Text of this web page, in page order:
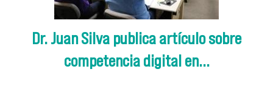
Dr. Juan Silva publica artículo sobre
competencia digital en...